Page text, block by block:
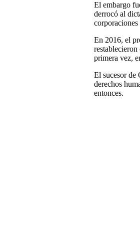
El embargo
derrocó al
corporaciones
En 2016, el
primera vez,
El sucesor de
derechos
entonces.